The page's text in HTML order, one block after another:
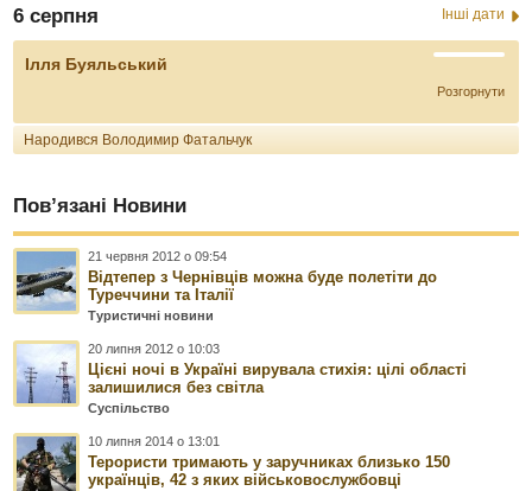
6 серпня Інші дати
Ілля Буяльський
Розгорнути
Народився Володимир Фатальчук
Пов’язані Новини
21 червня 2012 о 09:54
Відтепер з Чернівців можна буде полетіти до
Туреччини та Італії
Туристичні новини
20 липня 2012 о 10:03
Цієні ночі в Україні вирувала стихія: цілі області
залишилися без світла
Суспільство
10 липня 2014 о 13:01
Терористи тримають у заручниках близько 150
українців, 42 з яких військовослужбовці